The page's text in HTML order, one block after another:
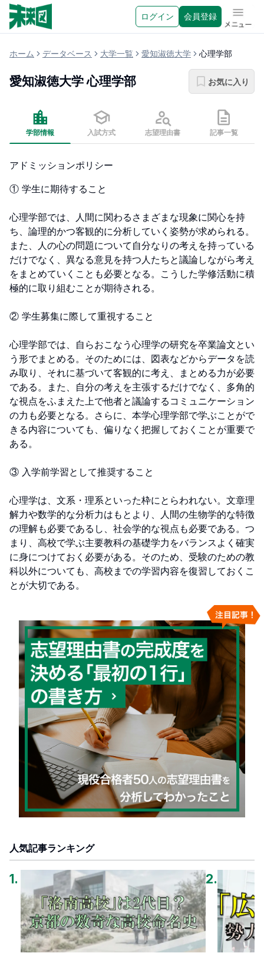
ログイン 会員登録 メニュ
ホーム データベース 大学一覧 愛知淑徳大学 心理学部
愛知淑徳大学 心理学部 お気に入り
学部情報 入試方式 志望理由書 記事一覧
アドミッションポリシー
① 学生に期待すること
心理学部では、人間に関わるさまざまな現象に関心を持
ち、論理的かつ客観的に分析していく姿勢が求められる。
また、人の心の問題について自分なりの考えを持っている
だけでなく、異なる意見を持つ人たちと議論しながら考え
をまとめていくことも必要となる。こうした学修活動に積
極的に取り組むことが期待される。
② 学生募集に際して重視すること
心理学部では、自らおこなう心理学の研究を卒業論文とい
う形でまとめる。そのためには、図表などからデータを読
み取り、それに基づいて客観的に考え、まとめる力が必要
である。また、自分の考えを主張するだけでなく、多角的
な視点をふまえた上で他者と議論するコミュニケーション
の力も必要となる。さらに、本学心理学部で学ぶことがで
きる内容についても、偏りなく把握しておくことが重要で
ある。
③ 入学前学習として推奨すること
心理学は、文系・理系といった枠にとらわれない。文章理
解力や数学的な分析力はもとより、人間の生物学的な特徴
の理解も必要であるし、社会学的な視点も必要である。つ
まり、高校で学ぶ主要教科の基礎学力をバランスよく確実
に身につけておく必要がある。そのため、受験のための教
科以外についても、高校までの学習内容を復習しておくこ
とが大切である。
人気記事ランキング
1 . 2.